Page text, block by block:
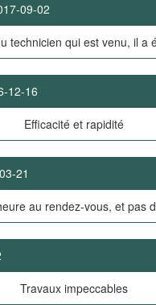
09-02
technicien qui est venu, il a
12-16
Efficacité et rapidité
21
au rendez-vous, et pas
Travaux impeccables